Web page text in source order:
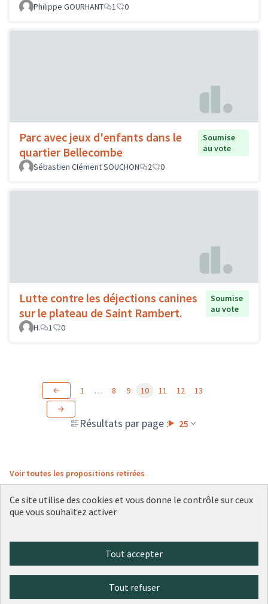
Philippe GOURHANT
1 0
Parc avec jeux d'enfants dans le
quartier Bellecombe
Soumise
au vote
Sébastien Clément SOUCHON
2 0
Lutte contre les déjections canines
sur le plateau de Saint Rambert.
Soumise
au vote
H.
1 0
Résultats par page : 25
1 … 8 9 10 11 12 13
Voir toutes les propositions retirées
(Lien externe)
(Lien externe)
(Lien externe)
(Lien externe)
(Lien externe)
Ce site utilise des cookies et vous donne le contrôle sur ceux
que vous souhaitez activer
Tout accepter
Tout refuser